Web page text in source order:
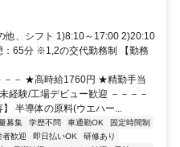
他、シフト 1)8:10～17:00 2)20:10
：65分 ※1,2の交代勤務制 【勤務
－－ ★高時給1760円 ★精勤手当
験/工場デビュー歓迎 －－－－
半導体の原料(ウエハー...
募集 学歴不問 車通勤OK
固定時間制
者歓迎 即日払いOK
研修あり